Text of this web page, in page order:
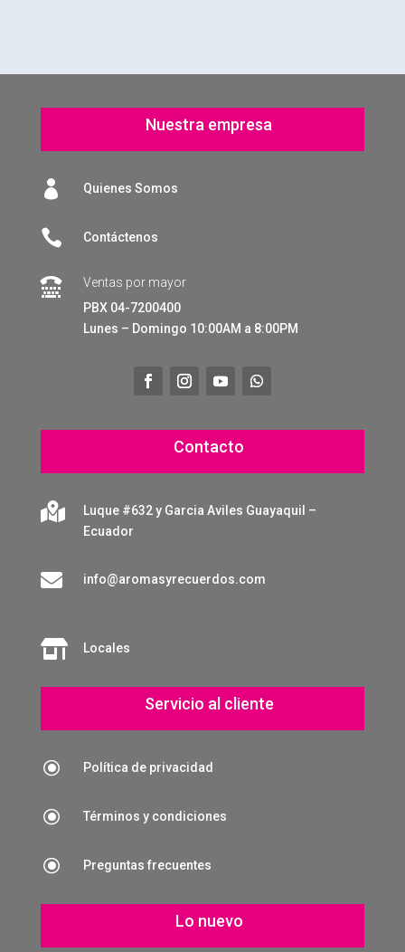
Nuestra empresa
 Quienes Somos
 Contáctenos

Ventas por mayor
PBX 04-7200400
Lunes – Domingo 10:00AM a 8:00PM
Contacto

Luque #632 y Garcia Aviles Guayaquil –
Ecuador
 info@aromasyrecuerdos.com
 Locales
Servicio al cliente
\ Política de privacidad
\ Términos y condiciones
\ Preguntas frecuentes
Lo nuevo